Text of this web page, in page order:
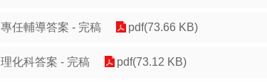
專任輔導答案 - 完稿 pdf(73.66 KB)
理化科答案 - 完稿 pdf(73.12 KB)